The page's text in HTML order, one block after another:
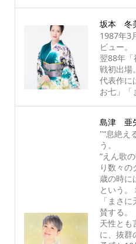
坂本 冬
1987年3
ビュー。
翌88年
戦初出場
代表作に
お七」「
島津 亜
"“息絶え
う。
“えん歌
り数々
歳の時に
という。
「まさ
賛する。
天性とも
に、抜群